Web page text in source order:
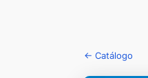
← Catálogo